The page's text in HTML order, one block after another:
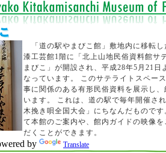
「道の駅やまびこ館」敷地内に移転し
漆工芸館1階に「北上山地民俗資料館サ
まびこ」が開設され、平成28年5月21日
なっています。 このサテライトスペー
事に関係のある有形民俗資料を展示し
います。 これは、道の駅で毎年開催さ
木挽き唄全国大会」にちなんだもので
て本館のご案内や、館内ガイドの映像
だくことができます。
by
Translate